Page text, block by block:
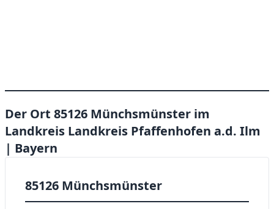
Der Ort 85126 Münchsmünster im
Landkreis Landkreis Pfaffenhofen a.d. Ilm
| Bayern
85126 Münchsmünster